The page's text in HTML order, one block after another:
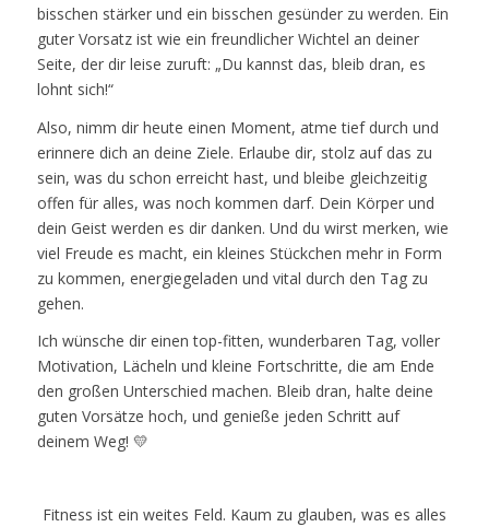
bisschen stärker und ein bisschen gesünder zu werden. Ein
guter Vorsatz ist wie ein freundlicher Wichtel an deiner
Seite, der dir leise zuruft: „Du kannst das, bleib dran, es
lohnt sich!“
Also, nimm dir heute einen Moment, atme tief durch und
erinnere dich an deine Ziele. Erlaube dir, stolz auf das zu
sein, was du schon erreicht hast, und bleibe gleichzeitig
offen für alles, was noch kommen darf. Dein Körper und
dein Geist werden es dir danken. Und du wirst merken, wie
viel Freude es macht, ein kleines Stückchen mehr in Form
zu kommen, energiegeladen und vital durch den Tag zu
gehen.
Ich wünsche dir einen top-fitten, wunderbaren Tag, voller
Motivation, Lächeln und kleine Fortschritte, die am Ende
den großen Unterschied machen. Bleib dran, halte deine
guten Vorsätze hoch, und genieße jeden Schritt auf
deinem Weg! 💛
Fitness ist ein weites Feld. Kaum zu glauben, was es alles